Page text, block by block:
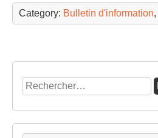
Category: Bulletin d'information,
Rechercher :